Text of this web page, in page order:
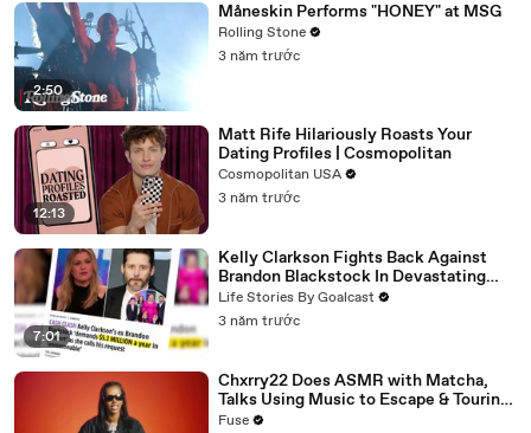
2:50
Måneskin Performs "HONEY" at MSG
Rolling Stone
3 năm trước
12:13
Matt Rife Hilariously Roasts Your
Dating Profiles | Cosmopolitan
Cosmopolitan USA
3 năm trước
7:01
Kelly Clarkson Fights Back Against
Brandon Blackstock In Devastating
Divorce Battle
Life Stories By Goalcast
3 năm trước
Chxrry22 Does ASMR with Matcha,
Talks Using Music to Escape & Touring
with The Weeknd
Fuse